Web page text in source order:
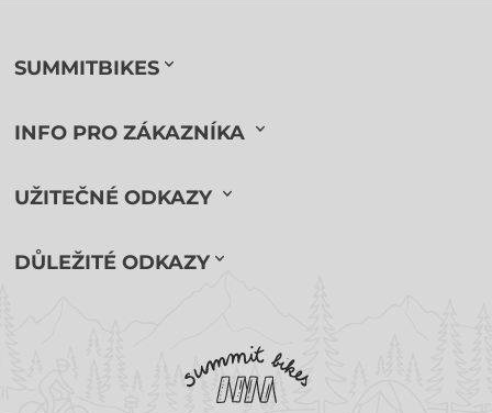
SUMMITBIKES
INFO PRO ZÁKAZNÍKA
UŽITEČNÉ ODKAZY
DŮLEŽITÉ ODKAZY